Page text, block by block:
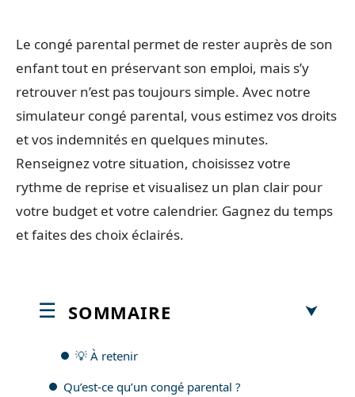
Le congé parental permet de rester auprès de son
enfant tout en préservant son emploi, mais s’y
retrouver n’est pas toujours simple. Avec notre
simulateur congé parental, vous estimez vos droits
et vos indemnités en quelques minutes.
Renseignez votre situation, choisissez votre
rythme de reprise et visualisez un plan clair pour
votre budget et votre calendrier. Gagnez du temps
et faites des choix éclairés.
SOMMAIRE
💡 À retenir
Qu’est-ce qu’un congé parental ?